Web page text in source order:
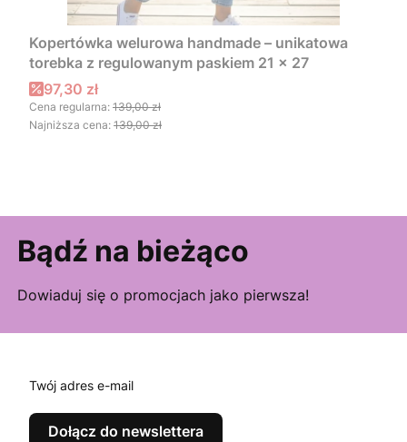
Kopertówka welurowa handmade – unikatowa
torebka z regulowanym paskiem 21 × 27
Cena promocyjna
97,30 zł
Cena regularna: 139,00 zł
Najniższa cena: 139,00 zł
Bądź na bieżąco
Dowiaduj się o promocjach jako pierwsza!
Twój adres e-mail
Dołącz do newslettera